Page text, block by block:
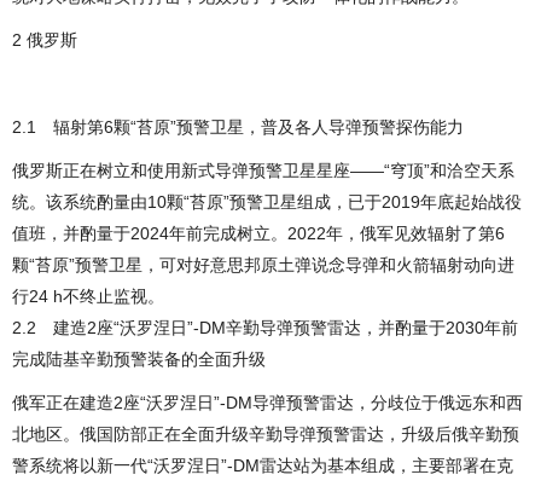
2 俄罗斯
2.1 辐射第6颗“苔原”预警卫星，普及各人导弹预警探伤能力
俄罗斯正在树立和使用新式导弹预警卫星星座——“穹顶”和洽空天系
统。该系统酌量由10颗“苔原”预警卫星组成，已于2019年底起始战役
值班，并酌量于2024年前完成树立。2022年，俄军见效辐射了第6
颗“苔原”预警卫星，可对好意思邦原土弹说念导弹和火箭辐射动向进
行24 h不终止监视。
2.2 建造2座“沃罗涅日”-DM辛勤导弹预警雷达，并酌量于2030年前
完成陆基辛勤预警装备的全面升级
俄军正在建造2座“沃罗涅日”-DM导弹预警雷达，分歧位于俄远东和西
北地区。俄国防部正在全面升级辛勤导弹预警雷达，升级后俄辛勤预
警系统将以新一代“沃罗涅日”-DM雷达站为基本组成，主要部署在克